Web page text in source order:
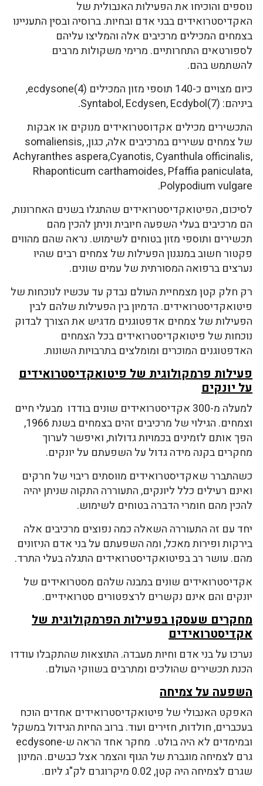
נוספים והוכיחו את הפעילות האנבולית של
האקדיסטרואידים בבני אדם ובחיות. ברוסיה ובסין התעניינו
בצמחים המכילים מרכיבים אלה והמליצו עליהם
לספורטאים התחרותיים. מרימי משקולות מרבים
להשתמש בהם.
כיום מצויים כ-140 תוספי מזון המכילים ecdysone(4),
ביניהם: Syntabol, Ecdysen, Ecdybol(7).
התכשירים מכילים אקדוסטרואידים מנוקים או אבקות
של צמחים עשירים במרכיבים אלה, כגון, somaliensis,
Achyranthes aspera,Cyanotis, Cyanthula officinalis,
Rhaponticum carthamoides, Pfaffia paniculata,
Polypodium vulgare.
לסיכום, הפיטואקדיסטרואידים שהתגלו בשנים האחרונות,
הם מרכיבים בעלי השפעה חיובית וניתן להכין מהם
תכשירים ותוספי מזון בטוחים לשימוש. נראה שהם מהווים
פקטור חשוב במנגנון הפעילות של צמחים רבים שהיו
נערצים ברפואה המסורתית של עמים שונים.
רק חלק קטן מצמחיית העולם נבדק עד עכשיו לנוכחות של
פיטואקדיסטרואידים. הדמיון בין הפעילות שלהם לבין
הפעילות של צמחים אדפטוגנים מדגיש את הצורך לבדוק
נוכחות של פיטואקדיסטרואידים בכל הצמחים
האדפטוגנים המוכרים ומומלצים בתרבויות השונות.
פעילות פרמקולוגית של פיטואקדיסטרואידים
על יונקים
למעלה מ-300 אקדיסטרואידים שונים בודדו מבעלי חיים
וצמחים. הגילוי של מרכיבים זהים בצמחים בשנת 1966,
הפך אותם לזמינים בכמויות גדולות, ואיפשר לערוך
מחקרים בקנה מידה גדול על השפעתם על יונקים.
כשהתברר שאקדיסטרואידים מווסתים ריבוי של חרקים
ואינם רעילים כלל ליונקים, התעוררה התקוה שניתן יהיה
להכין מהם חומרי הדברה בטוחים לשימוש.
יחד עם זה התעוררה השאלה כמה נפוצים מרכיבים אלה
בירקות ופירות מאכל, ומה השפעתם על בני אדם הניזונים
מהם. עושר רב בפיטואקדיסטרואידים התגלה בעלי התרד.
אקדיסטרואידים שונים במבנה שלהם מסטרואידים של
יונקים והם אינם נקשרים לרצפטורים סטרואידיים.
מחקרים שעסקו בפעילות הפרמקולוגית של
אקדיסטרואידים
נערכו על בני אדם וחיות מעבדה. התוצאות שהתקבלו עודדו
הכנת תכשירים שהולכים ומתרבים בשווקי העולם.
השפעה על צמיחה
האפקט האנבולי של פיטואקדיסטרואידים אחדים הוכח
בעכברים, חולדות, חזירים ועוד. ברוב החיות הגידול במשקל
ובמימדים לא היה בולט. מחקר אחד הראה ש-ecdysone
גרם לצמיחה מוגברת של הגוף והצמר אצל כבשים. המינון
שגרם לצמיחה היה קטן, 0.02 מיקרוגרם לק"ג ליום.